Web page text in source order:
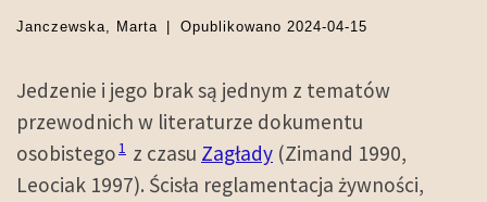
Janczewska, Marta Opublikowano 2024-04-15
Jedzenie i jego brak są jednym z tematów
przewodnich w literaturze dokumentu
osobistego1 z czasu Zagłady (Zimand 1990,
Leociak 1997). Ścisła reglamentacja żywności,